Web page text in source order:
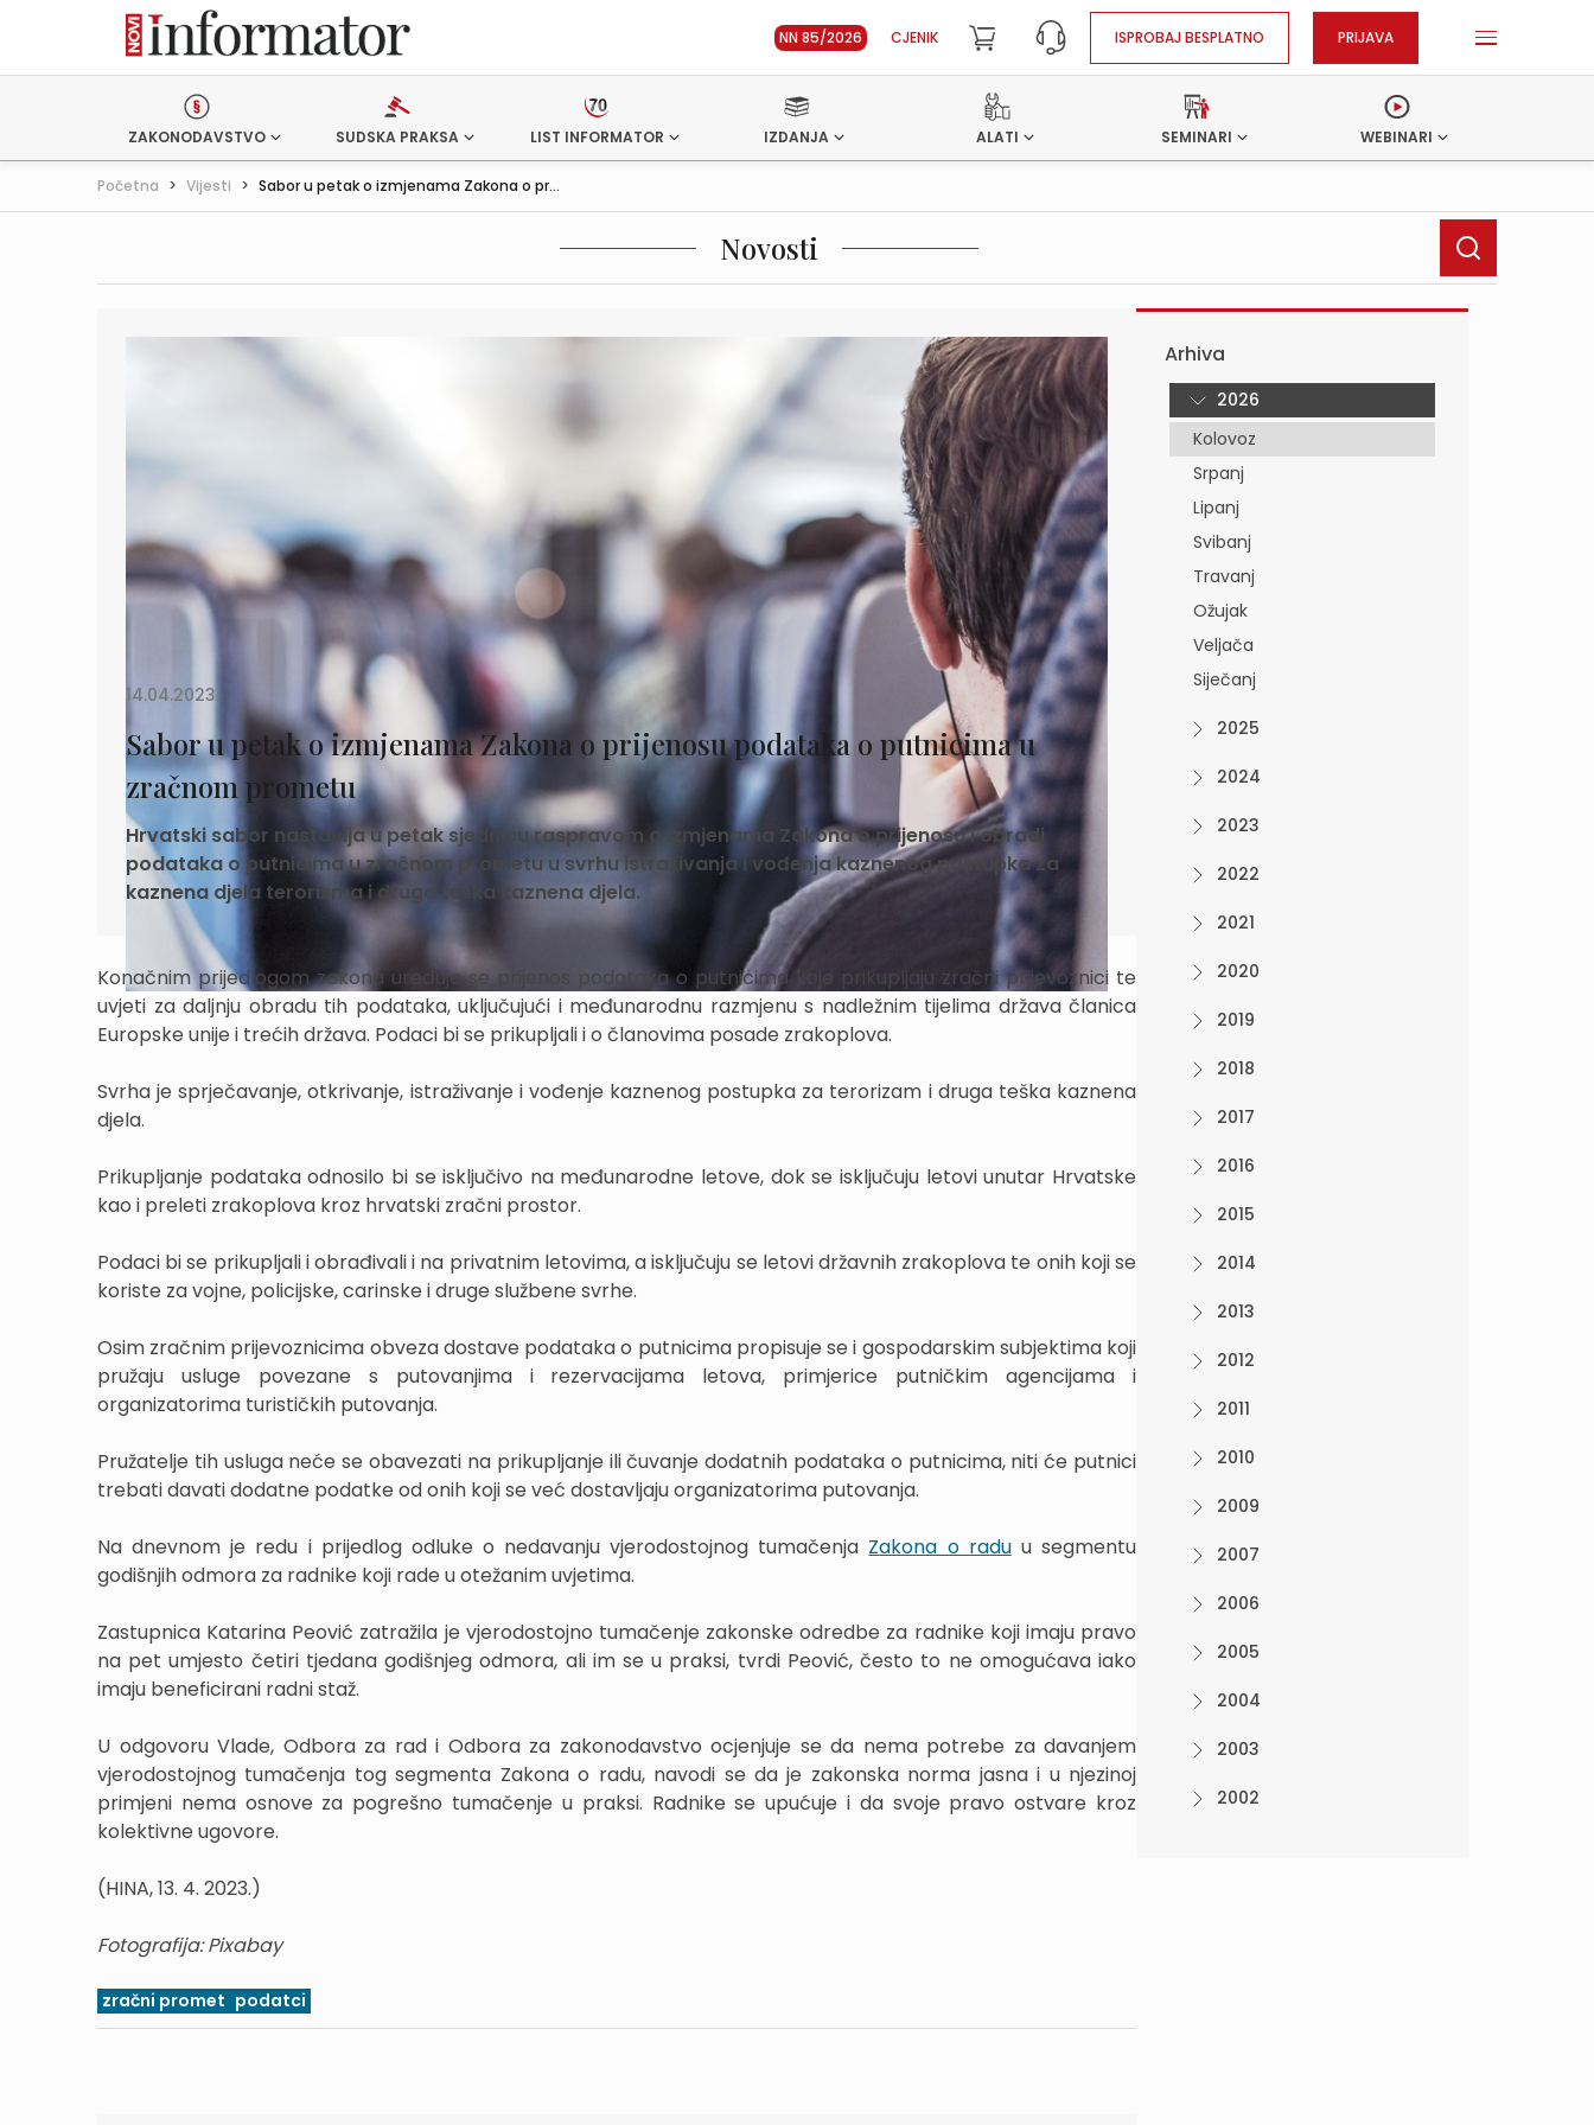
NN 85/2026 CJENIK ISPROBAJ BESPLATNO PRIJAVA
ZAKONODAVSTVO SUDSKA PRAKSA LIST INFORMATOR IZDANJA ALATI SEMINARI WEBINARI
Početna > Vijesti > Sabor u petak o izmjenama Zakona o pr...
Novosti
14.04.2023.
Sabor u petak o izmjenama Zakona o prijenosu podataka o putnicima u
zračnom prometu
Hrvatski sabor nastavlja u petak sjednicu raspravom o izmjenama Zakona o prijenosu i obradi
podataka o putnicima u zračnom prometu u svrhu istraživanja i vođenja kaznenog postupka za
kaznena djela terorizma i druga teška kaznena djela.
Konačnim prijedlogom zakona uređuje se prijenos podataka o putnicima koje prikupljaju zračni prijevoznici te
uvjeti za daljnju obradu tih podataka, uključujući i međunarodnu razmjenu s nadležnim tijelima država članica
Europske unije i trećih država. Podaci bi se prikupljali i o članovima posade zrakoplova.
Svrha je sprječavanje, otkrivanje, istraživanje i vođenje kaznenog postupka za terorizam i druga teška kaznena
djela.
Prikupljanje podataka odnosilo bi se isključivo na međunarodne letove, dok se isključuju letovi unutar Hrvatske
kao i preleti zrakoplova kroz hrvatski zračni prostor.
Podaci bi se prikupljali i obrađivali i na privatnim letovima, a isključuju se letovi državnih zrakoplova te onih koji se
koriste za vojne, policijske, carinske i druge službene svrhe.
Osim zračnim prijevoznicima obveza dostave podataka o putnicima propisuje se i gospodarskim subjektima koji
pružaju usluge povezane s putovanjima i rezervacijama letova, primjerice putničkim agencijama i
organizatorima turističkih putovanja.
Pružatelje tih usluga neće se obavezati na prikupljanje ili čuvanje dodatnih podataka o putnicima, niti će putnici
trebati davati dodatne podatke od onih koji se već dostavljaju organizatorima putovanja.
Na dnevnom je redu i prijedlog odluke o nedavanju vjerodostojnog tumačenja Zakona o raduu segmentu
godišnjih odmora za radnike koji rade u otežanim uvjetima.
Zastupnica Katarina Peović zatražila je vjerodostojno tumačenje zakonske odredbe za radnike koji imaju pravo
na pet umjesto četiri tjedana godišnjeg odmora, ali im se u praksi, tvrdi Peović, često to ne omogućava iako
imaju beneficirani radni staž.
U odgovoru Vlade, Odbora za rad i Odbora za zakonodavstvo ocjenjuje se da nema potrebe za davanjem
vjerodostojnog tumačenja tog segmenta Zakona o radu, navodi se da je zakonska norma jasna i u njezinoj
primjeni nema osnove za pogrešno tumačenje u praksi. Radnike se upućuje i da svoje pravo ostvare kroz
kolektivne ugovore.
(HINA, 13. 4. 2023.)
Fotografija: Pixabay
zračni promet podatci
Arhiva
2026
Kolovoz
Srpanj
Lipanj
Svibanj
Travanj
Ožujak
Veljača
Siječanj
2025
2024
2023
2022
2021
2020
2019
2018
2017
2016
2015
2014
2013
2012
2011
2010
2009
2007
2006
2005
2004
2003
2002